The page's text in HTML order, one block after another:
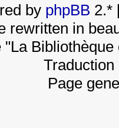
by phpBB 2.*
rewritten in
"La
Page